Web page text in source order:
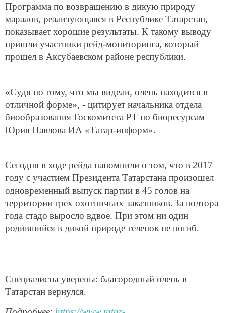
Программа по возвращению в дикую природу
маралов, реализующаяся в Республике Татарстан,
показывает хорошие результаты. К такому выводу
пришли участники рейд-мониторинга, который
прошел в Аксубаевском районе республики.
«Судя по тому, что мы видели, олень находится в
отличной форме», - цитирует начальника отдела
биообразования Госкомитета РТ по биоресурсам
Юрия Павлова ИА «Татар-информ».
Сегодня в ходе рейда напомнили о том, что в 2017
году с участием Президента Татарстана произошел
одновременный выпуск партии в 45 голов на
территории трех охотничьих заказников. За полтора
года стадо выросло вдвое. При этом ни один
родившийся в дикой природе теленок не погиб.
Специалисты уверены: благородный олень в
Татарстан вернулся.